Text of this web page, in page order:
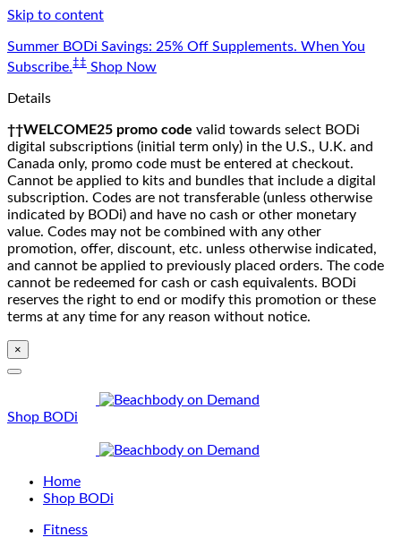
Skip to content
Summer BODi Savings: 25% Off Supplements. When You
Subscribe.‡‡ Shop Now
Details
††WELCOME25 promo code valid towards select BODi
digital subscriptions (initial term only) in the U.S., U.K. and
Canada only, promo code must be entered at checkout.
Cannot be applied to kits and bundles that include a digital
subscription. Codes are not transferable (unless otherwise
indicated by BODi) and have no cash or other monetary
value. Codes may not be combined with any other
promotion, offer, discount, etc. unless otherwise indicated,
and cannot be applied to previously placed orders. The code
cannot be redeemed for cash or cash equivalents. BODi
reserves the right to end or modify this promotion or these
terms at any time for any reason without notice.
×
Shop BODi
Home
Shop BODi
Fitness